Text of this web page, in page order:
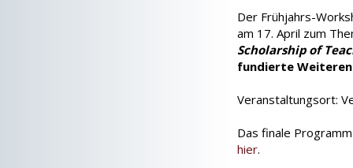
Der Frühjahrs-
am 17. April zum
Scholarship of
fundierte
Veranstaltungsort:
Das finale
hier.